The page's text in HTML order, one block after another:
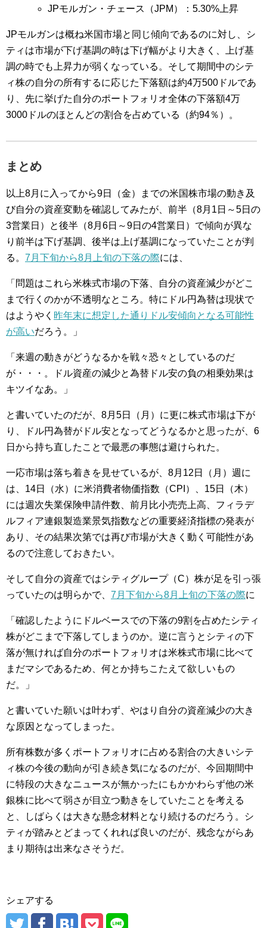
JPモルガン・チェース（JPM）：5.30%上昇
JPモルガンは概ね米国市場と同じ傾向であるのに対し、シ
ティは市場が下げ基調の時は下げ幅がより大きく、上げ基
調の時でも上昇力が弱くなっている。そして期間中のシテ
ィ株の自分の所有するに応じた下落額は約4万500ドルであ
り、先に挙げた自分のポートフォリオ全体の下落額4万
3000ドルのほとんどの割合を占めている（約94％）。
まとめ
以上8月に入ってから9日（金）までの米国株市場の動き及
び自分の資産変動を確認してみたが、前半（8月1日～5日の
3営業日）と後半（8月6日～9日の4営業日）で傾向が異な
り前半は下げ基調、後半は上げ基調になっていたことが判
る。 7月下旬から8月上旬の下落の際には、
「問題はこれら米株式市場の下落、自分の資産減少がどこ
まで行くのかが不透明なところ。特にドル円為替は現状で
はようやく 昨年末に想定した通りドル安傾向となる可能性
が高いだろう。」
「来週の動きがどうなるかを戦々恐々としているのだ
が・・・。ドル資産の減少と為替ドル安の負の相乗効果は
キツイなあ。」
と書いていたのだが、8月5日（月）に更に株式市場は下が
り、ドル円為替がドル安となってどうなるかと思ったが、6
日から持ち直したことで最悪の事態は避けられた。
一応市場は落ち着きを見せているが、8月12日（月）週に
は、14日（水）に米消費者物価指数（CPI）、15日（木）
には週次失業保険申請件数、前月比小売売上高、フィラデ
ルフィア連銀製造業景気指数などの重要経済指標の発表が
あり、その結果次第では再び市場が大きく動く可能性があ
るので注意しておきたい。
そして自分の資産ではシティグループ（C）株が足を引っ張
っていたのは明らかで、 7月下旬から8月上旬の下落の際に
「確認したようにドルベースでの下落の9割を占めたシティ
株がどこまで下落してしまうのか。逆に言うとシティの下
落が無ければ自分のポートフォリオは米株式市場に比べて
まだマシであるため、何とか持ちこたえて欲しいもの
だ。」
と書いていた願いは叶わず、やはり自分の資産減少の大き
な原因となってしまった。
所有株数が多くポートフォリオに占める割合の大きいシテ
ィ株の今後の動向が引き続き気になるのだが、今回期間中
に特段の大きなニュースが無かったにもかかわらず他の米
銀株に比べて弱さが目立つ動きをしていたことを考える
と、しばらくは大きな懸念材料となり続けるのだろう。シ
ティが踏みとどまってくれれば良いのだが、残念ながらあ
まり期待は出来なさそうだ。
シェアする